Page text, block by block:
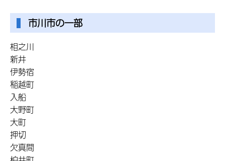
市川市の一部
相之川
新井
伊勢宿
稲越町
入船
大野町
大町
押切
欠真間